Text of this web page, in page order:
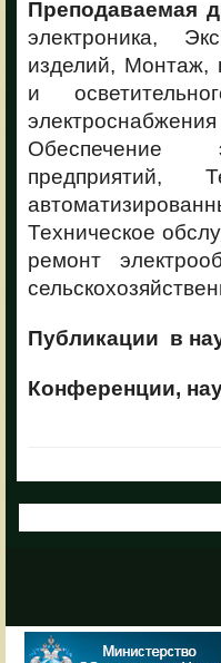
Преподаваемая
электроника,
изделий, Монтаж,
и
Обеспечение
предприятий,
Техническое
ремонт
Публикации в
Конференции,